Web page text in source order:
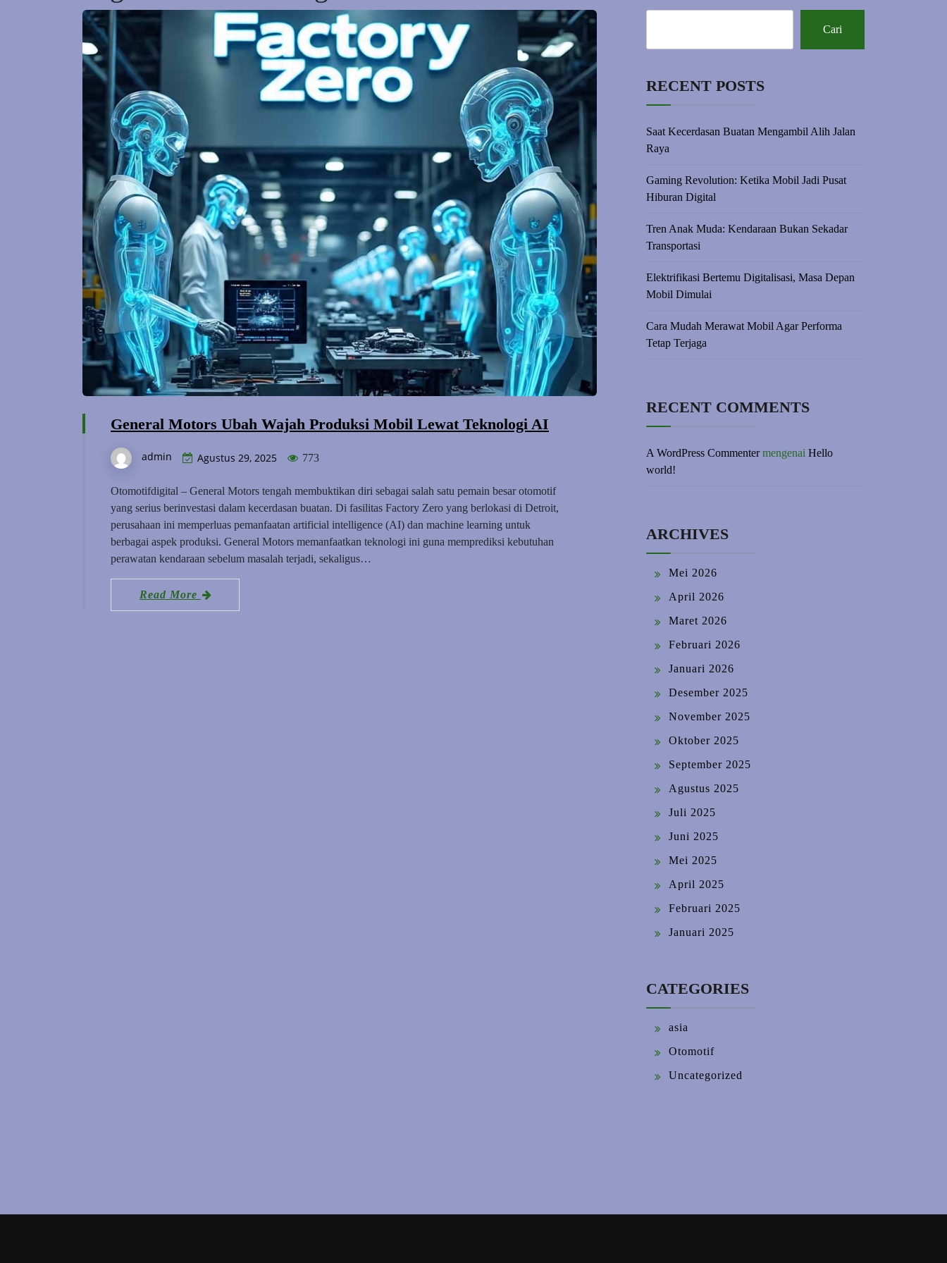
General Motors Ubah Wajah Produksi Mobil Lewat Teknologi AI
admin Agustus 29, 2025 773
Otomotifdigital – General Motors tengah membuktikan diri sebagai salah satu pemain besar otomotif
yang serius berinvestasi dalam kecerdasan buatan. Di fasilitas Factory Zero yang berlokasi di Detroit,
perusahaan ini memperluas pemanfaatan artificial intelligence (AI) dan machine learning untuk
berbagai aspek produksi. General Motors memanfaatkan teknologi ini guna memprediksi kebutuhan
perawatan kendaraan sebelum masalah terjadi, sekaligus…
Read More
Cari
RECENT POSTS
Saat Kecerdasan Buatan Mengambil Alih Jalan
Raya
Gaming Revolution: Ketika Mobil Jadi Pusat
Hiburan Digital
Tren Anak Muda: Kendaraan Bukan Sekadar
Transportasi
Elektrifikasi Bertemu Digitalisasi, Masa Depan
Mobil Dimulai
Cara Mudah Merawat Mobil Agar Performa
Tetap Terjaga
RECENT COMMENTS
A WordPress Commentermengenai Hello
world!
ARCHIVES
Mei 2026
April 2026
Maret 2026
Februari 2026
Januari 2026
Desember 2025
November 2025
Oktober 2025
September 2025
Agustus 2025
Juli 2025
Juni 2025
Mei 2025
April 2025
Februari 2025
Januari 2025
CATEGORIES
asia
Otomotif
Uncategorized